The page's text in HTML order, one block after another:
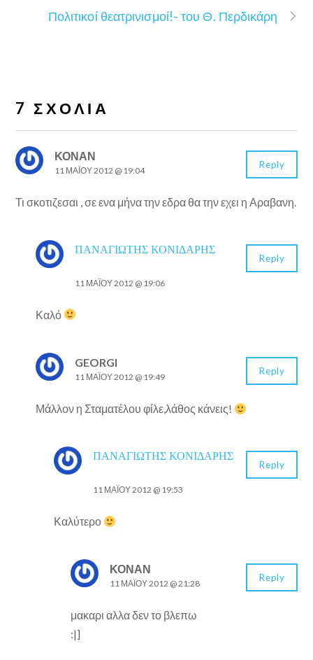
Πολιτικοί θεατρινισμοί!- του Θ. Περδικάρη
7 ΣΧΌΛΙΑ
ΚΟΝΑΝ
11 ΜΑΪ́ΟΥ 2012 @ 19:04
Τι σκοτιζεσαι , σε ενα μήνα την εδρα θα την εχει η Αραβανη.
Reply
ΠΑΝΑΓΙΏΤΗΣ ΚΟΝΙΔΆΡΗΣ
11 ΜΑΪ́ΟΥ 2012 @ 19:06
Καλό
Reply
GEORGI
11 ΜΑΪ́ΟΥ 2012 @ 19:49
Μάλλον η Σταματέλου φίλε,λάθος κάνεις!
Reply
ΠΑΝΑΓΙΏΤΗΣ ΚΟΝΙΔΆΡΗΣ
11 ΜΑΪ́ΟΥ 2012 @ 19:53
Καλύτερο
Reply
ΚΟΝΑΝ
11 ΜΑΪ́ΟΥ 2012 @ 21:28
μακαρι αλλα δεν το βλεπω
:|]
Reply